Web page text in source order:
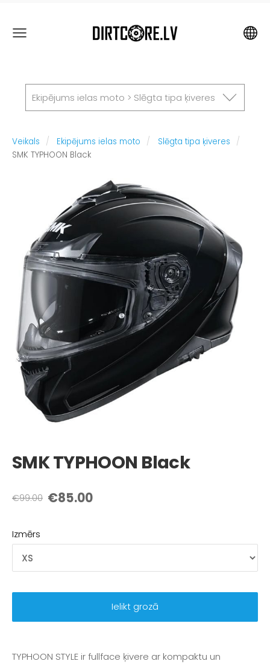
Ekipējums ielas moto > Slēgta tipa ķiveres
Veikals Ekipējums ielas moto
Slēgta tipa ķiveres
SMK TYPHOON Black
SMK TYPHOON Black
€99.00 €85.00
Izmērs
Ielikt grozā
TYPHOON STYLE ir fullface ķivere ar kompaktu un